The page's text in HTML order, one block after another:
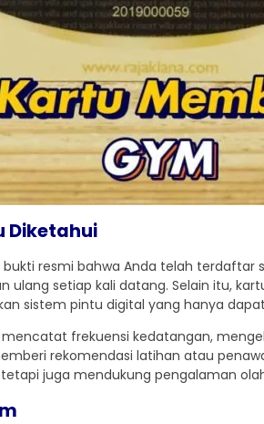
Diketahui
resmi bahwa Anda telah terdaftar
setiap kali datang. Selain itu,
sistem pintu digital yang hanya
frekuensi kedatangan,
rekomendasi latihan atau
juga mendukung pengalaman